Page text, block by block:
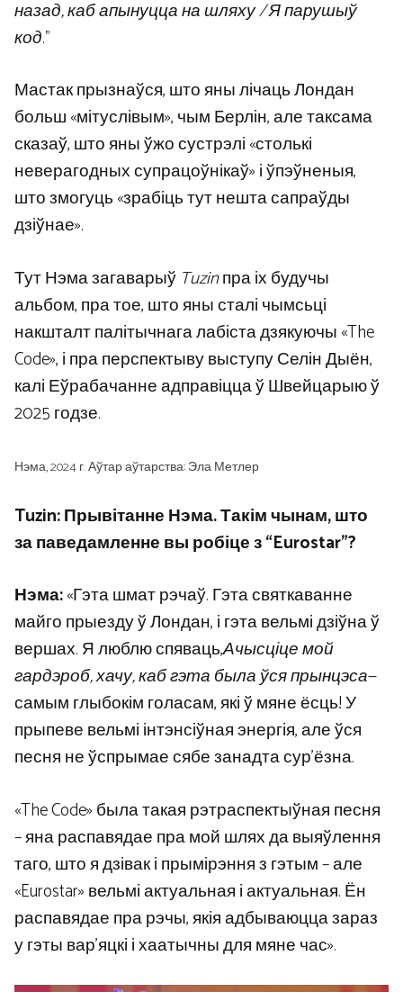
назад, каб апынуцца на шляху / Я парушыў
код.”
Мастак прызнаўся, што яны лічаць Лондан
больш «мітуслівым», чым Берлін, але таксама
сказаў, што яны ўжо сустрэлі «столькі
неверагодных супрацоўнікаў» і ўпэўненыя,
што змогуць «зрабіць тут нешта сапраўды
дзіўнае».
Тут Нэма загаварыў Tuzinпра іх будучы
альбом, пра тое, што яны сталі чымсьці
накшталт палітычнага лабіста дзякуючы «The
Code», і пра перспектыву выступу Селін Дыён,
калі Еўрабачанне адправіцца ў Швейцарыю ў
2025 годзе.
Нэма, 2024 г. Аўтар аўтарства: Эла Метлер
Tuzin: Прывітанне Нэма. Такім чынам, што
за паведамленне вы робіце з “Eurostar”?
Нэма:«Гэта шмат рэчаў. Гэта святкаванне
майго прыезду ў Лондан, і гэта вельмі дзіўна ў
вершах. Я люблю спяваць,Ачысціце мой
гардэроб, хачу, каб гэта была ўся прынцэса—
самым глыбокім голасам, які ў мяне ёсць! У
прыпеве вельмі інтэнсіўная энергія, але ўся
песня не ўспрымае сябе занадта сур’ёзна.
«The Code» была такая рэтраспектыўная песня
– яна распавядае пра мой шлях да выяўлення
таго, што я дзівак і прымірэння з гэтым – але
«Eurostar» вельмі актуальная і актуальная. Ён
распавядае пра рэчы, якія адбываюцца зараз
у гэты вар’яцкі і хаатычны для мяне час».